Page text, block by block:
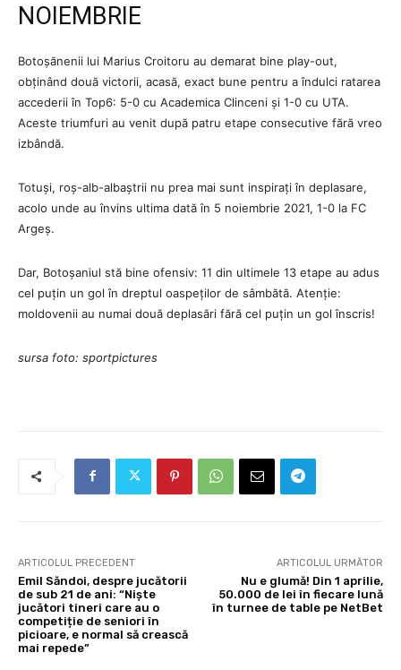
NOIEMBRIE
Botoșănenii lui Marius Croitoru au demarat bine play-out,
obținând două victorii, acasă, exact bune pentru a îndulci ratarea
accederii în Top6: 5-0 cu Academica Clinceni și 1-0 cu UTA.
Aceste triumfuri au venit după patru etape consecutive fără vreo
izbândă.
Totuși, roș-alb-albaștrii nu prea mai sunt inspirați în deplasare,
acolo unde au învins ultima dată în 5 noiembrie 2021, 1-0 la FC
Argeș.
Dar, Botoșaniul stă bine ofensiv: 11 din ultimele 13 etape au adus
cel puțin un gol în dreptul oaspeților de sâmbătă. Atenție:
moldovenii au numai două deplasări fără cel puțin un gol înscris!
sursa foto: sportpictures
ARTICOLUL PRECEDENT
Emil Săndoi, despre jucătorii
de sub 21 de ani: “Niște
jucători tineri care au o
competiție de seniori în
picioare, e normal să crească
mai repede”
ARTICOLUL URMĂTOR
Nu e glumă! Din 1 aprilie,
50.000 de lei în fiecare lună
în turnee de table pe NetBet